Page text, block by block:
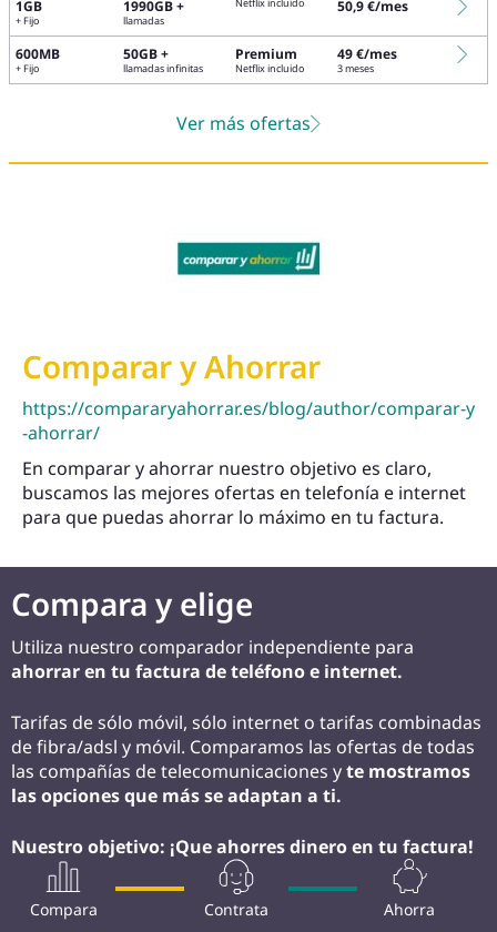
1GB
+ Fijo
1990GB +
llamadas
Netflix incluido 50,9 €/mes
600MB
+ Fijo
50GB +
llamadas infinitas
Premium
Netflix incluido
49 €/mes
3 meses
Ver más ofertas
Comparar y Ahorrar
https://compararyahorrar.es/blog/author/comparar-y
-ahorrar/
En comparar y ahorrar nuestro objetivo es claro,
buscamos las mejores ofertas en telefonía e internet
para que puedas ahorrar lo máximo en tu factura.
Compara y elige
Utiliza nuestro comparador independiente para
ahorrar en tu factura de teléfono e internet.
Tarifas de sólo móvil, sólo internet o tarifas combinadas
de fibra/adsl y móvil. Comparamos las ofertas de todas
las compañías de telecomunicaciones yte mostramos
las opciones que más se adaptan a ti.
Nuestro objetivo: ¡Que ahorres dinero en tu factura!
Compara Contrata Ahorra